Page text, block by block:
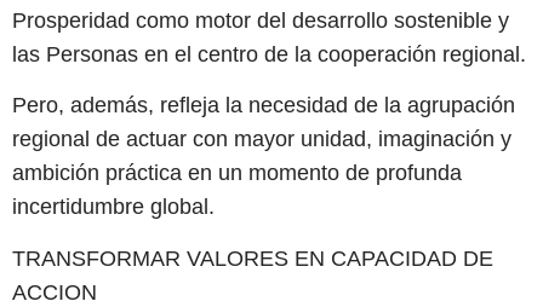
Prosperidad como motor del desarrollo sostenible y
las Personas en el centro de la cooperación regional.
Pero, además, refleja la necesidad de la agrupación
regional de actuar con mayor unidad, imaginación y
ambición práctica en un momento de profunda
incertidumbre global.
TRANSFORMAR VALORES EN CAPACIDAD DE
ACCION